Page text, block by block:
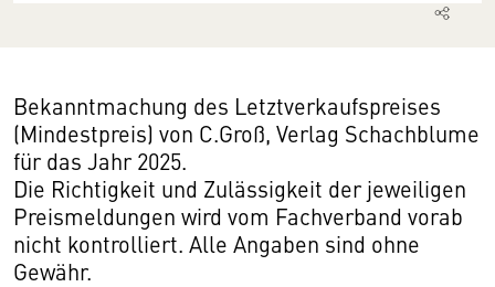
Bekanntmachung des Letztverkaufspreises
(Mindestpreis) von C.Groß, Verlag Schachblume
für das Jahr 2025.
Die Richtigkeit und Zulässigkeit der jeweiligen
Preismeldungen wird vom Fachverband vorab
nicht kontrolliert. Alle Angaben sind ohne
Gewähr.